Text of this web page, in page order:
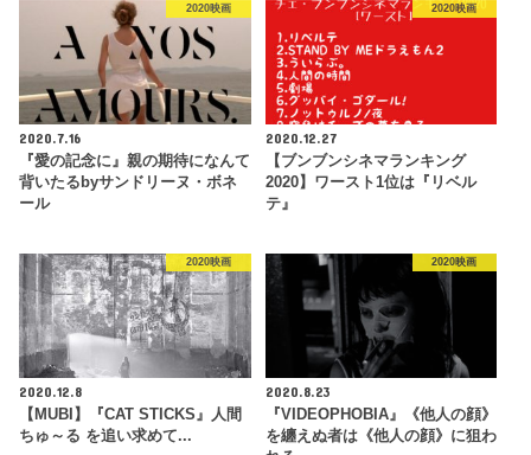
2020映画
2020.7.16
『愛の記念に』親の期待になんて
背いたるbyサンドリーヌ・ボネ
ール
2020映画
2020.12.27
【ブンブンシネマランキング
2020】ワースト1位は『リベル
テ』
2020映画
2020.12.8
【MUBI】『CAT STICKS』人間
ちゅ～る を追い求めて...
2020映画
2020.8.23
『VIDEOPHOBIA』《他人の顔》
を纏えぬ者は《他人の顔》に狙わ